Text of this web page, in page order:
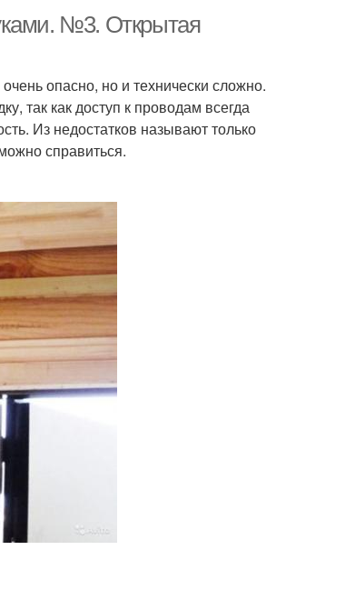
№3. Открытая
опасно, но и технически сложно.
так как доступ к проводам всегда
Из недостатков называют только
справиться.